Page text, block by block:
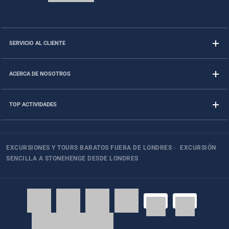
SERVICIO AL CLIENTE
ACERCA DE NOSOTROS
TOP ACTIVIDADES
EXCURSIONES Y TOURS BARATOS FUERA DE LONDRES ›
EXCURSIÓN
SENCILLA A STONEHENGE DESDE LONDRES